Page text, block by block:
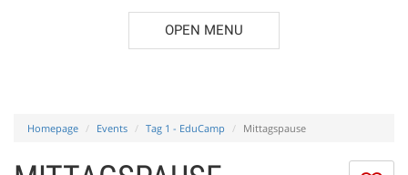
OPEN MENU
Homepage Events Tag 1 - EduCamp Mittagspause